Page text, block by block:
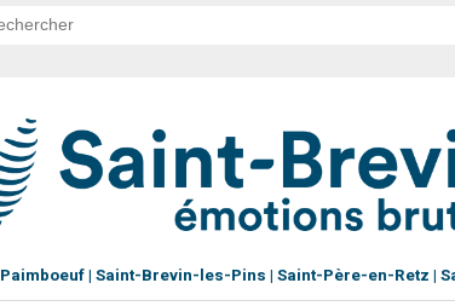
Paimboeuf Saint-Brevin-les-Pins Saint-Père-en-Retz